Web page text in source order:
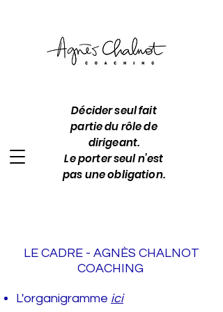
Décider seul fait
partie du rôle de
dirigeant.
Le porter seul n’est
pas une obligation.
LE CADRE - AGNÈS CHALNOT
COACHING
L'organigramme ici